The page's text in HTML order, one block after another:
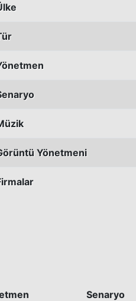
Yönetmeni
Senaryo